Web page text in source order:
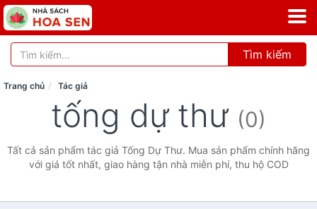
Tìm kiếm
Trang chủ Tác giả
tống dự thư (0)
Tất cả sản phẩm tác giả Tống Dự Thư. Mua sản phẩm chính hãng
với giá tốt nhất, giao hàng tận nhà miễn phí, thu hộ COD